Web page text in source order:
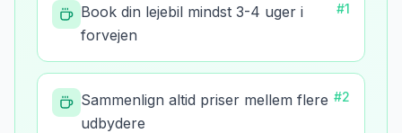
Book din lejebil mindst 3-4 uger i
forvejen
#1
Sammenlign altid priser mellem flere
udbydere
#2